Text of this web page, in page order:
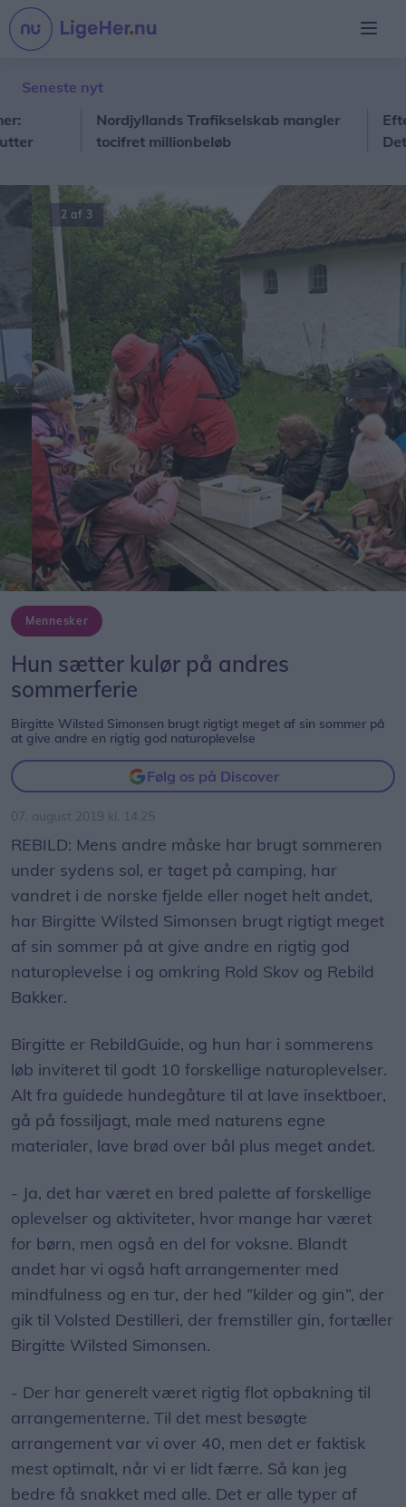
Seneste nyt
Nordjyllands Trafikselskab mangler
tocifret millionbeløb
Det er
Forrige
Mennesker
Hun sætter kulør på andres
sommerferie
Birgitte Wilsted Simonsen brugt rigtigt meget af sin sommer på
at give andre en rigtig god naturoplevelse
Følg os på Discover
07. august 2019 kl. 14.25
REBILD: Mens andre måske har brugt sommeren
under sydens sol, er taget på camping, har
vandret i de norske fjelde eller noget helt andet,
har Birgitte Wilsted Simonsen brugt rigtigt meget
af sin sommer på at give andre en rigtig god
naturoplevelse i og omkring Rold Skov og Rebild
Bakker.
Birgitte er RebildGuide, og hun har i sommerens
løb inviteret til godt 10 forskellige naturoplevelser.
Alt fra guidede hundegåture til at lave insektboer,
gå på fossiljagt, male med naturens egne
materialer, lave brød over bål plus meget andet.
- Ja, det har været en bred palette af forskellige
oplevelser og aktiviteter, hvor mange har været
for børn, men også en del for voksne. Blandt
andet har vi også haft arrangementer med
mindfulness og en tur, der hed ”kilder og gin”, der
gik til Volsted Destilleri, der fremstiller gin, fortæller
Birgitte Wilsted Simonsen.
- Der har generelt været rigtig flot opbakning til
arrangementerne. Til det mest besøgte
arrangement var vi over 40, men det er faktisk
mest optimalt, når vi er lidt færre. Så kan jeg
bedre få snakket med alle. Det er alle typer af